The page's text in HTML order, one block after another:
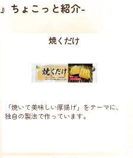
ちょこっと紹介-
焼くだけ
「焼いて美味しい厚揚げ」をテーマに、
独自の製法で作っています。